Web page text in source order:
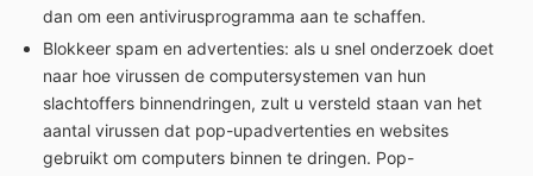
dan om een antivirusprogramma aan te schaffen.
Blokkeer spam en advertenties: als u snel onderzoek doet
naar hoe virussen de computersystemen van hun
slachtoffers binnendringen, zult u versteld staan van het
aantal virussen dat pop-upadvertenties en websites
gebruikt om computers binnen te dringen. Pop-